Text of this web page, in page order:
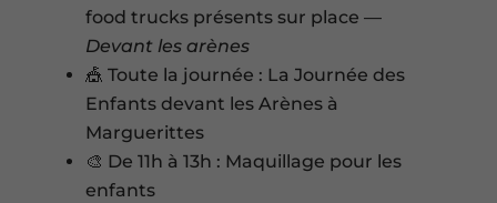
food trucks présents sur place —
Devant les arènes
🎪 Toute la journée : La Journée des
Enfants devant les Arènes à
Marguerittes
🎨 De 11h à 13h : Maquillage pour les
enfants